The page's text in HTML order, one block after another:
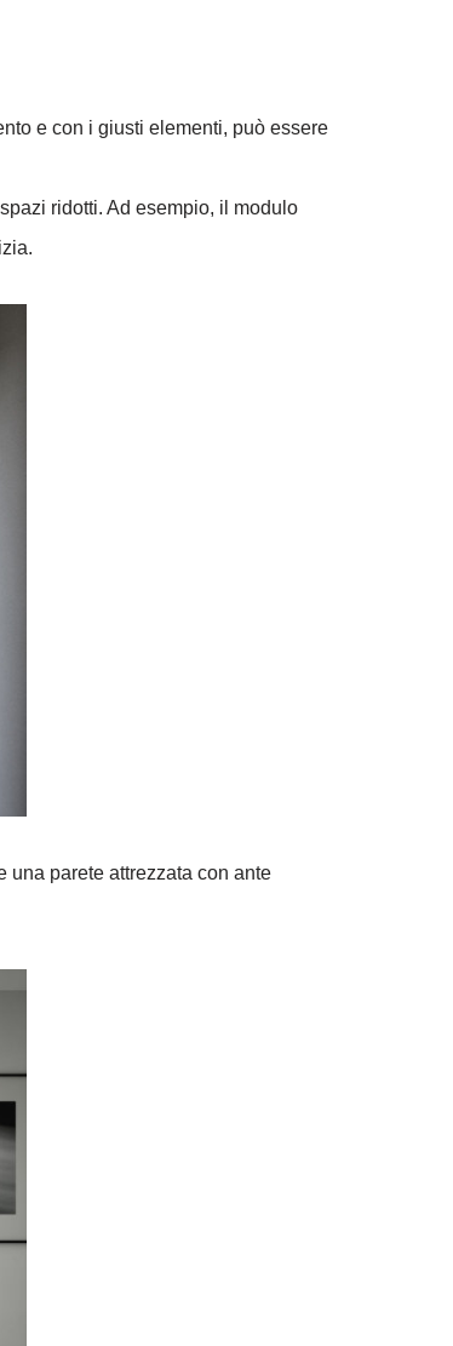
e con i giusti elementi, può essere
ridotti. Ad esempio, il modulo
una parete attrezzata con ante